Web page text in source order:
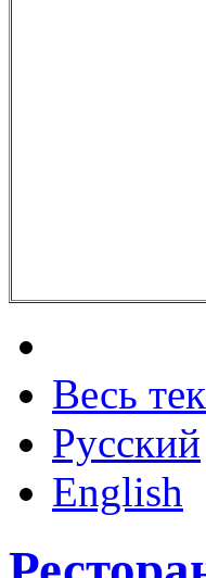
Весь
Русский
English